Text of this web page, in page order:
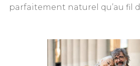
parfaitement naturel qu’au fil